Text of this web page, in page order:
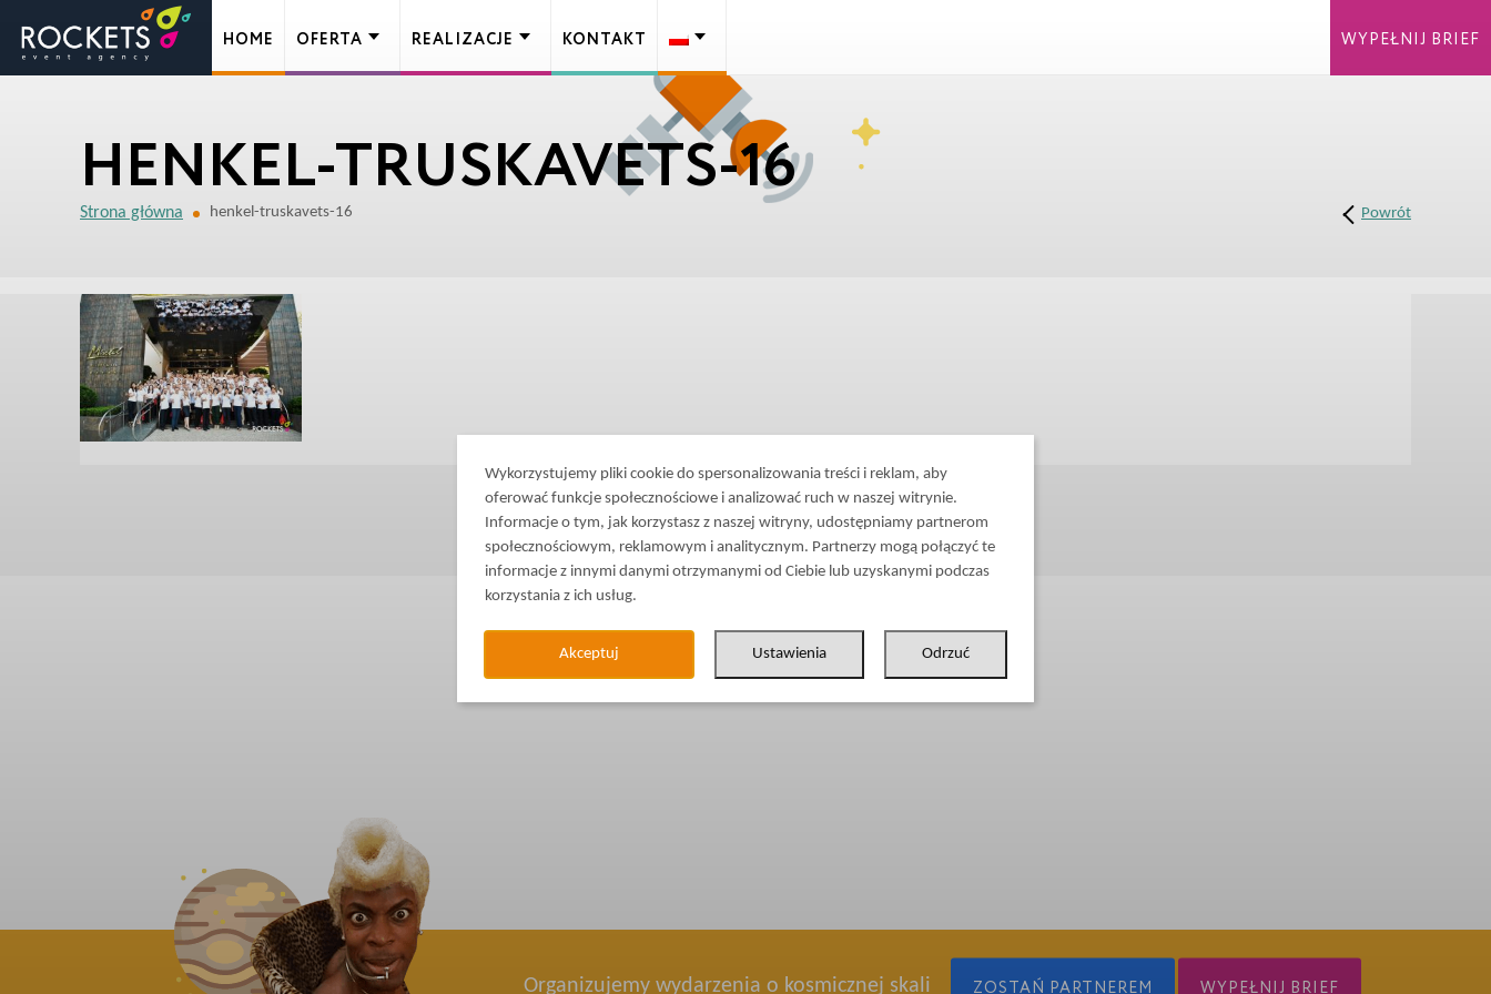
HENKEL-TRUSKAVETS-16
Strona główna henkel-truskavets-16 Powrót
Organizujemy wydarzenia o kosmicznej skali ZOSTAŃ PARTNEREM WYPEŁNIJ BRIEF
HOME OFERTA REALIZACJE KONTAKT WYPEŁNIJ BRIEF
Wykorzystujemy pliki cookie do spersonalizowania treści i reklam, aby
oferować funkcje społecznościowe i analizować ruch w naszej witrynie.
Informacje o tym, jak korzystasz z naszej witryny, udostępniamy partnerom
społecznościowym, reklamowym i analitycznym. Partnerzy mogą połączyć te
informacje z innymi danymi otrzymanymi od Ciebie lub uzyskanymi podczas
korzystania z ich usług.
Akceptuj Ustawienia Odrzuć